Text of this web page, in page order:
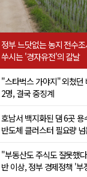
정부 느닷없는 농지 전수
쑤시는 '경자유전'의 칼날
"스타벅스 가야지" 외쳤던
2명, 결국 중징계
호남서 백지화된 댐 6곳
반도체 클러스터 필요량
"부동산도 주식도 잘못했
반 이상, 정부 경제정책 '부